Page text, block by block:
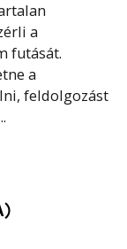
a
futását.
a
feldolgozást